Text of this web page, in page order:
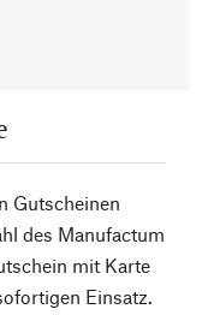
Gutscheinen
des Manufactum
mit Karte
Einsatz.